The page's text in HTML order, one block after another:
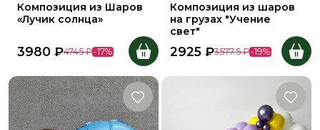
Композиция из Шаров
«Лучик солнца»
3980 ₽4745 ₽-17%
Композиция из шаров
на грузах "Учение
свет"
2925 ₽3577.5 ₽-19%